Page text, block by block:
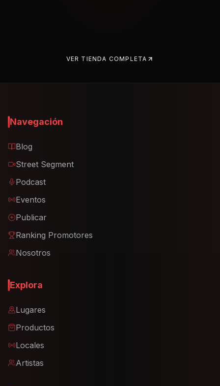
VER TIENDA COMPLETA
Navegación
Blog
Street Segment
Podcast
Eventos
Publicar
Ranking Promotores
Nosotros
Explora
Lugares
Productos
Locales
Artistas